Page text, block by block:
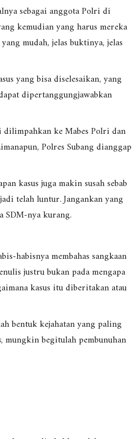
sebagai anggota Polri di
kemudian yang harus mereka
mudah, jelas buktinya, jelas
yang bisa diselesaikan, yang
dipertanggungjawabkan
dilimpahkan ke Mabes Polri dan
Polres Subang dianggap
kasus juga makin susah sebab
telah luntur. Jangankan yang
SDM-nya kurang.
habisnya membahas sangkaan
justru bukan pada mengapa
kasus itu diberitakan atau
bentuk kejahatan yang paling
, mungkin begitulah pembunuhan